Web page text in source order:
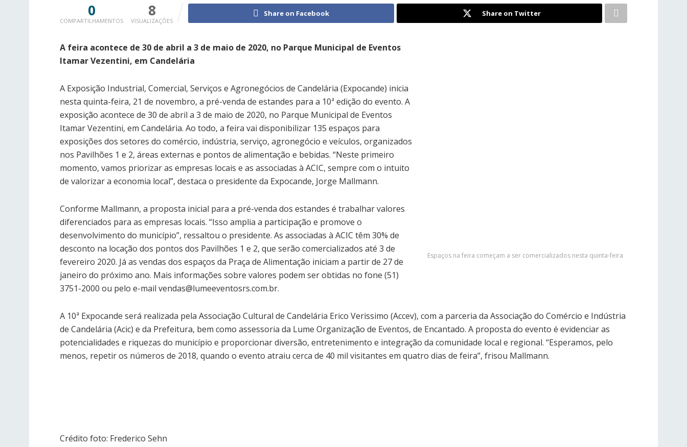
0
COMPARTILHAMENTOS
8
VISUALIZAÇÕES
Share on Facebook Share on Twitter
Espaços na feira começam a ser comercializados nesta quinta-feira
A feira acontece de 30 de abril a 3 de maio de 2020, no Parque Municipal de Eventos
Itamar Vezentini, em Candelária
A Exposição Industrial, Comercial, Serviços e Agronegócios de Candelária (Expocande) inicia
nesta quinta-feira, 21 de novembro, a pré-venda de estandes para a 10ª edição do evento. A
exposição acontece de 30 de abril a 3 de maio de 2020, no Parque Municipal de Eventos
Itamar Vezentini, em Candelária. Ao todo, a feira vai disponibilizar 135 espaços para
exposições dos setores do comércio, indústria, serviço, agronegócio e veículos, organizados
nos Pavilhões 1 e 2, áreas externas e pontos de alimentação e bebidas. “Neste primeiro
momento, vamos priorizar as empresas locais e as associadas à ACIC, sempre com o intuito
de valorizar a economia local”, destaca o presidente da Expocande, Jorge Mallmann.
Conforme Mallmann, a proposta inicial para a pré-venda dos estandes é trabalhar valores
diferenciados para as empresas locais. “Isso amplia a participação e promove o
desenvolvimento do município”, ressaltou o presidente. As associadas à ACIC têm 30% de
desconto na locação dos pontos dos Pavilhões 1 e 2, que serão comercializados até 3 de
fevereiro 2020. Já as vendas dos espaços da Praça de Alimentação iniciam a partir de 27 de
janeiro do próximo ano. Mais informações sobre valores podem ser obtidas no fone (51)
3751-2000 ou pelo e-mail vendas@lumeeventosrs.com.br.
A 10ª Expocande será realizada pela Associação Cultural de Candelária Erico Verissimo (Accev), com a parceria da Associação do Comércio e Indústria
de Candelária (Acic) e da Prefeitura, bem como assessoria da Lume Organização de Eventos, de Encantado. A proposta do evento é evidenciar as
potencialidades e riquezas do município e proporcionar diversão, entretenimento e integração da comunidade local e regional. “Esperamos, pelo
menos, repetir os números de 2018, quando o evento atraiu cerca de 40 mil visitantes em quatro dias de feira”, frisou Mallmann.
Crédito foto: Frederico Sehn